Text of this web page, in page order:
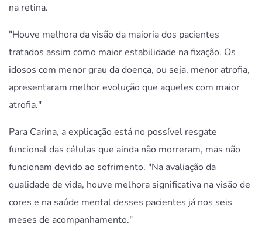
na retina.
"Houve melhora da visão da maioria dos pacientes
tratados assim como maior estabilidade na fixação. Os
idosos com menor grau da doença, ou seja, menor atrofia,
apresentaram melhor evolução que aqueles com maior
atrofia."
Para Carina, a explicação está no possível resgate
funcional das células que ainda não morreram, mas não
funcionam devido ao sofrimento. "Na avaliação da
qualidade de vida, houve melhora significativa na visão de
cores e na saúde mental desses pacientes já nos seis
meses de acompanhamento."